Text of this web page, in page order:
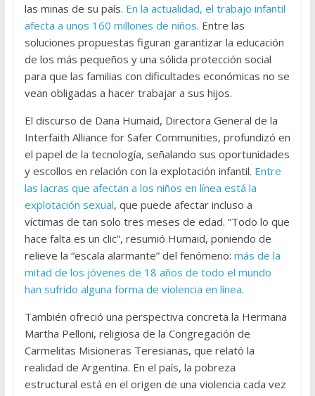
las minas de su país. En la actualidad, el trabajo infantil
afecta a unos 160 millones de niños. Entre las
soluciones propuestas figuran garantizar la educación
de los más pequeños y una sólida protección social
para que las familias con dificultades económicas no se
vean obligadas a hacer trabajar a sus hijos.
El discurso de Dana Humaid, Directora General de la
Interfaith Alliance for Safer Communities, profundizó en
el papel de la tecnología, señalando sus oportunidades
y escollos en relación con la explotación infantil. Entre
las lacras que afectan a los niños en línea está la
explotación sexual, que puede afectar incluso a
víctimas de tan solo tres meses de edad. “Todo lo que
hace falta es un clic”, resumió Humaid, poniendo de
relieve la “escala alarmante” del fenómeno: más de la
mitad de los jóvenes de 18 años de todo el mundo
han sufrido alguna forma de violencia en línea.
También ofreció una perspectiva concreta la Hermana
Martha Pelloni, religiosa de la Congregación de
Carmelitas Misioneras Teresianas, que relató la
realidad de Argentina. En el país, la pobreza
estructural está en el origen de una violencia cada vez